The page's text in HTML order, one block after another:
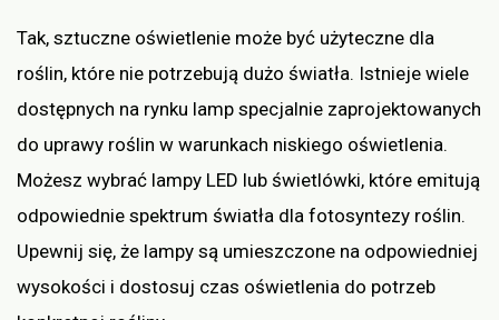
Tak, sztuczne oświetlenie może być użyteczne dla
roślin, które nie potrzebują dużo światła. Istnieje wiele
dostępnych na rynku lamp specjalnie zaprojektowanych
do uprawy roślin w warunkach niskiego oświetlenia.
Możesz wybrać lampy LED lub świetlówki, które emitują
odpowiednie spektrum światła dla fotosyntezy roślin.
Upewnij się, że lampy są umieszczone na odpowiedniej
wysokości i dostosuj czas oświetlenia do potrzeb